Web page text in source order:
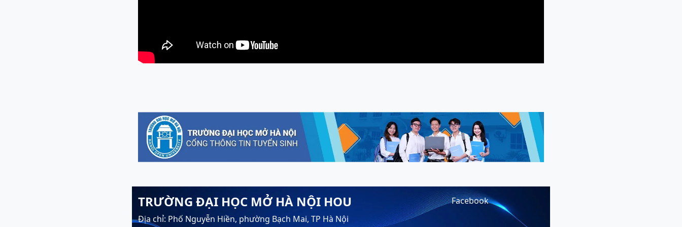
TRƯỜNG ĐẠI HỌC MỞ HÀ NỘI HOU
Địa chỉ: Phố Nguyễn Hiền, phường Bạch Mai, TP Hà Nội
Facebook